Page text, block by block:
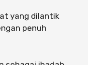
yang dilantik
penuh